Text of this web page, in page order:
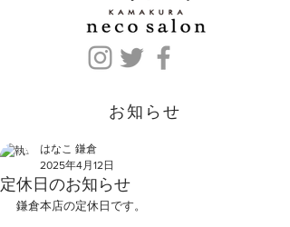
お知らせ
定休日のお知らせ
はなこ 鎌倉
2025年4月12日
鎌倉本店の定休日です。